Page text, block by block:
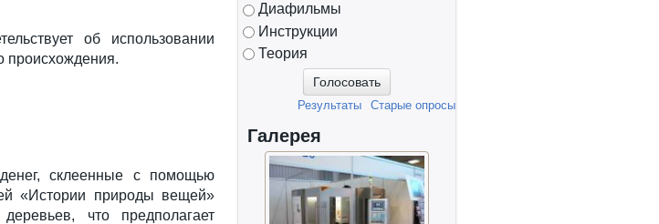
об использовании
происхождения.
склеенные с помощью
«Истории природы вещей»
что предполагает
Диафильмы
Инструкции
Теория
Старые опросы
Результаты
Галерея